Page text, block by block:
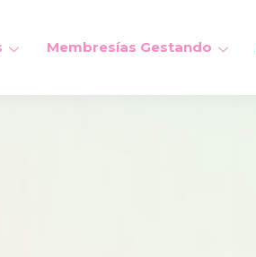
Membresías Gestando